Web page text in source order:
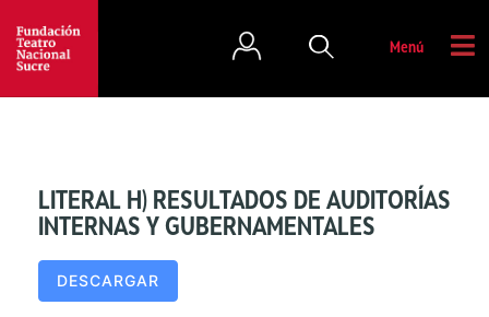
Menú
LITERAL H) RESULTADOS DE AUDITORÍAS
INTERNAS Y GUBERNAMENTALES
DESCARGAR